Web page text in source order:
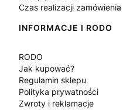
Czas realizacji zamówienia
INFORMACJE I RODO
RODO
Jak kupować?
Regulamin sklepu
Polityka prywatności
Zwroty i reklamacje